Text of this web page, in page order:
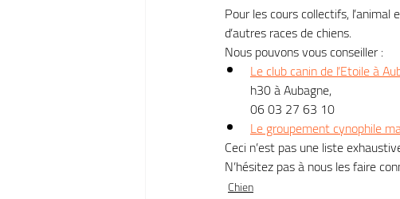
Pour les cours collectifs,
d’autres races de chiens.
Nous pouvons vous conseiller :
Le club canin de l’Etoile à
h30 à Aubagne,
06 03 27 63 10
Le groupement cynophile
Ceci n’est pas une liste
N’hésitez pas à nous les faire
Chien